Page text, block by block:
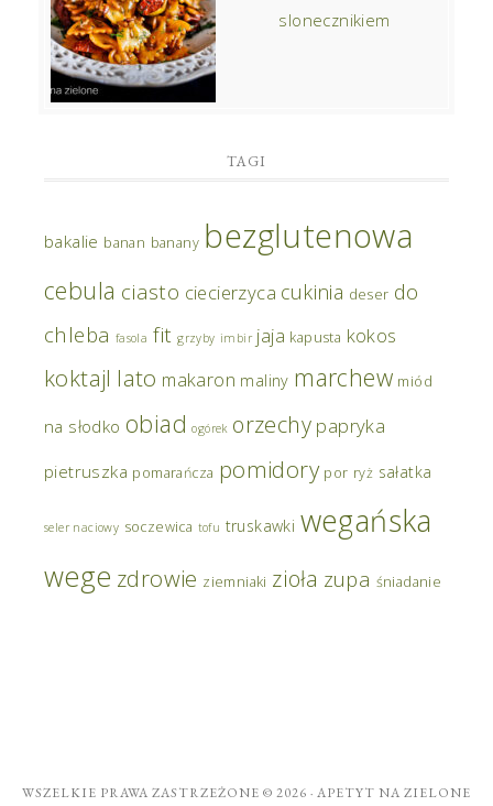
slonecznikiem
TAGI
bakalie banan banany bezglutenowa
cebula ciasto ciecierzyca cukinia deser do
chleba fasola fit grzyby imbir jaja kapusta kokos
koktajl lato makaron maliny marchew miód
na słodko obiad ogórek orzechy papryka
pietruszka pomarańcza pomidory por ryż sałatka
seler naciowy soczewica tofu truskawki wegańska
wege zdrowie ziemniaki zioła zupa śniadanie
WSZELKIE PRAWA ZASTRZEŻONE © 2026 · APETYT NA ZIELONE